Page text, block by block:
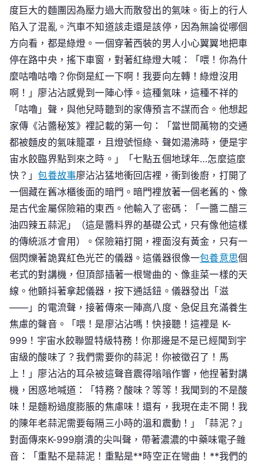
度巨大的麵團因為壓力過大而散發出的氣味。街上的行人
陷入了混亂。汽車不知道該走還是該停，因為無論從哪個
方向看，都是綠燈。一個穿著西裝的男人小心翼翼地把車
停在路中央，搖下車窗，對著紅綠燈大喊：「喂！你為什
麼咕嚕咕嚕？你倒是紅一下啊！我要向左轉！綠燈沒用
啊！」廖沾沾感覺到一陣心悸。這種氣味，這種不祥的
「咕嚕」聲，與他兒時聽到的家傳預言不謀而合。他想起
家傳《沾醬秘笈》裡記載的第一句：「當世間萬物的交通
都被麵皮的氣味籠罩，且燈號恒綠、聲如湯沸時，便是宇
宙水餃臨界點到來之時。」「七點五個地球年…怎麼這麼
快？」包養故事廖沾沾猛地衝回店裡，衝到後廚，打開了
一個藏在舊冰櫃後面的暗門。暗門裡放著一個老舊的、像
是古代金屬保險箱的東西。他輸入了密碼：「一醬二醋三
油四辣五蒜泥」（這是醬料界的基礎公式，只有像他這樣
的傳統派才會用）。保險箱打開，裡面沒有黃金，只有一
個閃爍著詭異紅色光芒的儀器。這儀器很像一包養意思個
老式的對講機，但頂部插著一根彎曲的、像韭菜一樣的天
線。他顫抖著拿起儀器，按下通話鈕。儀器發出「滋
——」的電流聲，接著傳來一陣高八度、急促且充滿養生
焦慮的聲音。「喂！是廖沾沾嗎！快接聽！這裡是 K-
999！宇宙水餃聯盟特級特務！你那邊是不是已經聞到宇
宙級的酸味了？我們需要你的蒜泥！你被徵召了！馬
上！」廖沾沾的耳朵被這聲音震得嗡嗡作響，他捏著對講
機，困惑地喊道：「特務？酸味？等等！我聞到的不是酸
味！是麵粉過度膨脹的焦慮味！還有，我現在走不開！我
的陳年老蒜泥需要每隔三小時的溫和震動！」「蒜泥？」
對面傳來K-999崩潰的尖叫聲，帶著濃濃的中藥味電子雜
音：「重點不是蒜泥！重點是**時空正在彎曲！**我們的